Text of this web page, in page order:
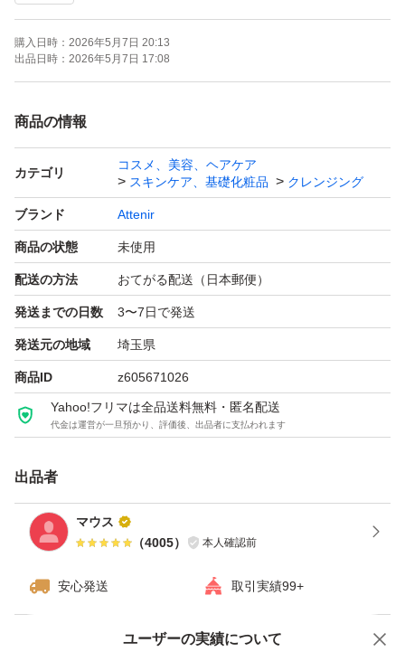
購入日時： 2026年5月7日 20:13
出品日時： 2026年5月7日 17:08
商品の情報
カテゴリ
コスメ、美容、ヘアケア
スキンケア、基礎化粧品
クレンジング
ブランド Attenir
商品の状態 未使用
配送の方法 おてがる配送（日本郵便）
発送までの日数 3〜7日で発送
発送元の地域 埼玉県
商品ID z605671026
Yahoo!フリマは全品送料無料・匿名配送
代金は運営が一旦預かり、評価後、出品者に支払われます
出品者
マウス
（4005） 本人確認前
安心発送 取引実績99+
ユーザーの実績について
価格の相談 商品への質問